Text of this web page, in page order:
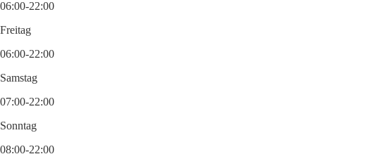
06:00-22:00
Freitag
06:00-22:00
Samstag
07:00-22:00
Sonntag
08:00-22:00